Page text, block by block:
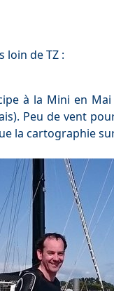
loin de TZ :
à la Mini en
Peu de vent
la cartographie